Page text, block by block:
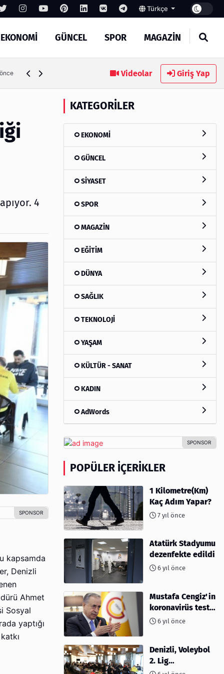
Türkçe
EKONOMİ GÜNCEL SPOR MAGAZİN
Videolar Giriş Yap
4
kapsamda
Denizli
Ahmet
Sosyal
yaptığı
KATEGORILER
EKONOMİ
GÜNCEL
SİYASET
SPOR
MAGAZİN
EĞİTİM
DÜNYA
SAĞLIK
TEKNOLOJİ
YAŞAM
KÜLTÜR - SANAT
KADIN
AdWords
POPÜLER İÇERIKLER
1 Kilometre(Km)
Kaç Adım Yapar?
7 yıl önce
Atatürk Stadyumu
dezenfekte edildi
6 yıl önce
Mustafa Cengiz'in
koronavirüs test
sonucu açıklandı
6 yıl önce
Denizli, Voleybol
2. Lig
müsabakalarına